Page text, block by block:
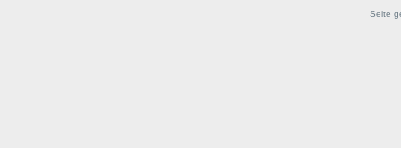
Seite